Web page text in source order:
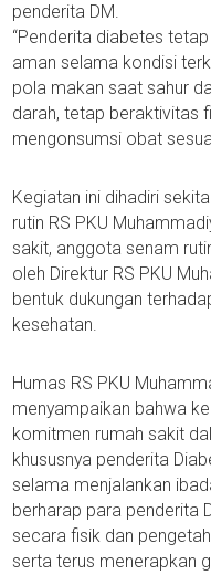
penderita DM.
“Penderita diabetes
aman selama kondisi
pola makan saat sahur
darah, tetap beraktivitas
mengonsumsi obat
Kegiatan ini dihadiri
rutin RS PKU
sakit, anggota senam
oleh Direktur RS PKU
bentuk dukungan
kesehatan.
Humas RS PKU
menyampaikan bahwa
komitmen rumah sakit
khususnya penderita
selama menjalankan
berharap para penderita
secara fisik dan
serta terus menerapkan